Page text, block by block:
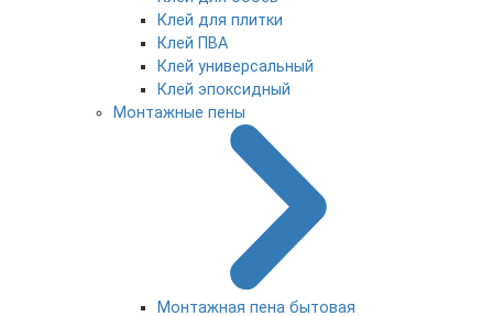
Клей для плитки
Клей ПВА
Клей универсальный
Клей эпоксидный
Монтажные пены
Монтажная пена бытовая